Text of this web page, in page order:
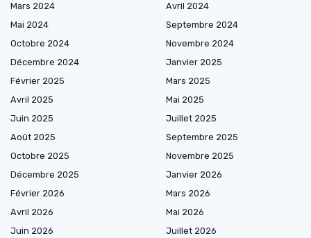
Mars 2024
Avril 2024
Mai 2024
Septembre 2024
Octobre 2024
Novembre 2024
Décembre 2024
Janvier 2025
Février 2025
Mars 2025
Avril 2025
Mai 2025
Juin 2025
Juillet 2025
Août 2025
Septembre 2025
Octobre 2025
Novembre 2025
Décembre 2025
Janvier 2026
Février 2026
Mars 2026
Avril 2026
Mai 2026
Juin 2026
Juillet 2026